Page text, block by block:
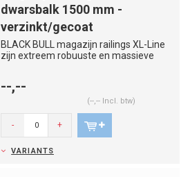
dwarsbalk 1500 mm -
verzinkt/gecoat
BLACK BULL magazijn railings XL-Line
zijn extreem robuuste en massieve
--,--
(--,-- Incl. btw)
- +
VARIANTS